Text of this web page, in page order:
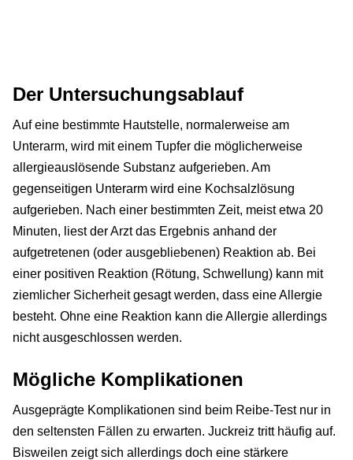
Der Untersuchungsablauf
Auf eine bestimmte Hautstelle, normalerweise am
Unterarm, wird mit einem Tupfer die möglicherweise
allergieauslösende Substanz aufgerieben. Am
gegenseitigen Unterarm wird eine Kochsalzlösung
aufgerieben. Nach einer bestimmten Zeit, meist etwa 20
Minuten, liest der Arzt das Ergebnis anhand der
aufgetretenen (oder ausgebliebenen) Reaktion ab. Bei
einer positiven Reaktion (Rötung, Schwellung) kann mit
ziemlicher Sicherheit gesagt werden, dass eine Allergie
besteht. Ohne eine Reaktion kann die Allergie allerdings
nicht ausgeschlossen werden.
Mögliche Komplikationen
Ausgeprägte Komplikationen sind beim Reibe-Test nur in
den seltensten Fällen zu erwarten. Juckreiz tritt häufig auf.
Bisweilen zeigt sich allerdings doch eine stärkere